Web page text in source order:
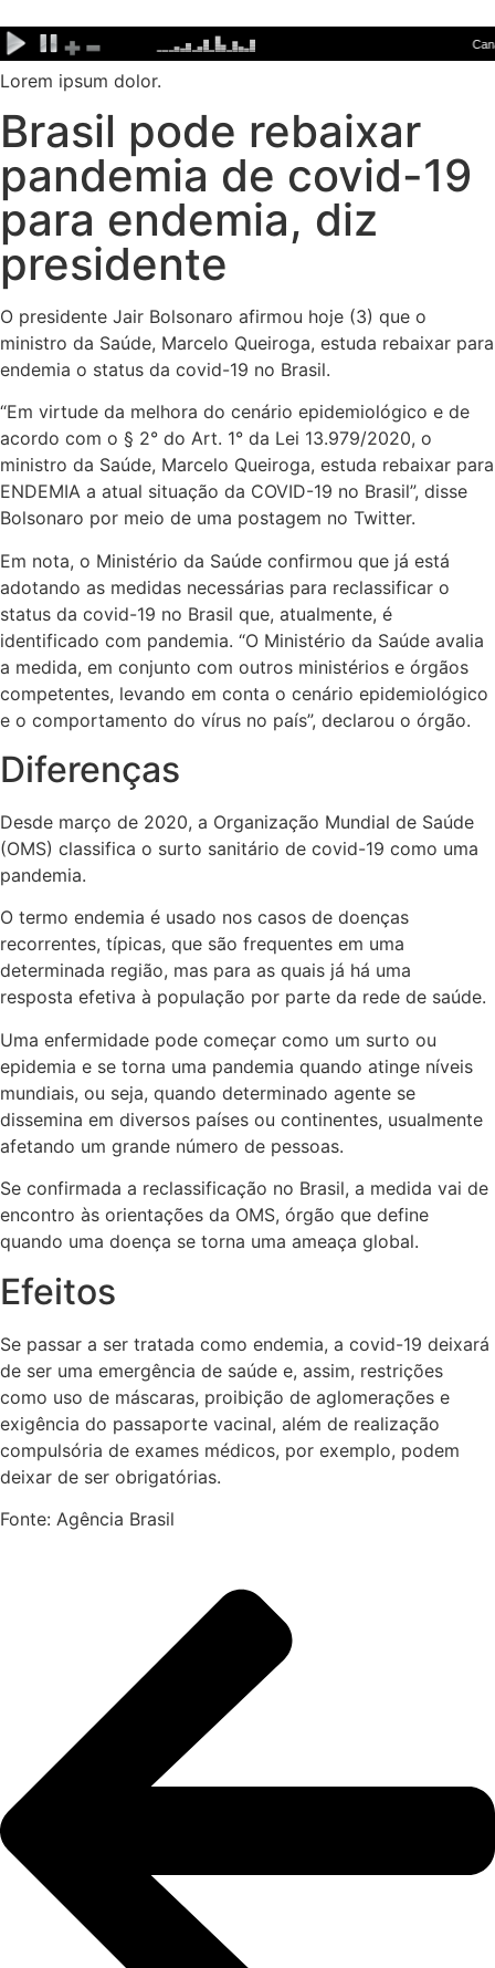
para
o
conteúdo
Lorem ipsum dolor.
Brasil pode rebaixar
pandemia de covid-19
para endemia, diz
presidente
O presidente Jair Bolsonaro afirmou hoje (3) que o
ministro da Saúde, Marcelo Queiroga, estuda rebaixar para
endemia o status da covid-19 no Brasil.
“Em virtude da melhora do cenário epidemiológico e de
acordo com o § 2° do Art. 1° da Lei 13.979/2020, o
ministro da Saúde, Marcelo Queiroga, estuda rebaixar para
ENDEMIA a atual situação da COVID-19 no Brasil”, disse
Bolsonaro por meio de uma postagem no Twitter.
Em nota, o Ministério da Saúde confirmou que já está
adotando as medidas necessárias para reclassificar o
status da covid-19 no Brasil que, atualmente, é
identificado com pandemia. “O Ministério da Saúde avalia
a medida, em conjunto com outros ministérios e órgãos
competentes, levando em conta o cenário epidemiológico
e o comportamento do vírus no país”, declarou o órgão.
Diferenças
Desde março de 2020, a Organização Mundial de Saúde
(OMS) classifica o surto sanitário de covid-19 como uma
pandemia.
O termo endemia é usado nos casos de doenças
recorrentes, típicas, que são frequentes em uma
determinada região, mas para as quais já há uma
resposta efetiva à população por parte da rede de saúde.
Uma enfermidade pode começar como um surto ou
epidemia e se torna uma pandemia quando atinge níveis
mundiais, ou seja, quando determinado agente se
dissemina em diversos países ou continentes, usualmente
afetando um grande número de pessoas.
Se confirmada a reclassificação no Brasil, a medida vai de
encontro às orientações da OMS, órgão que define
quando uma doença se torna uma ameaça global.
Efeitos
Se passar a ser tratada como endemia, a covid-19 deixará
de ser uma emergência de saúde e, assim, restrições
como uso de máscaras, proibição de aglomerações e
exigência do passaporte vacinal, além de realização
compulsória de exames médicos, por exemplo, podem
deixar de ser obrigatórias.
Fonte: Agência Brasil